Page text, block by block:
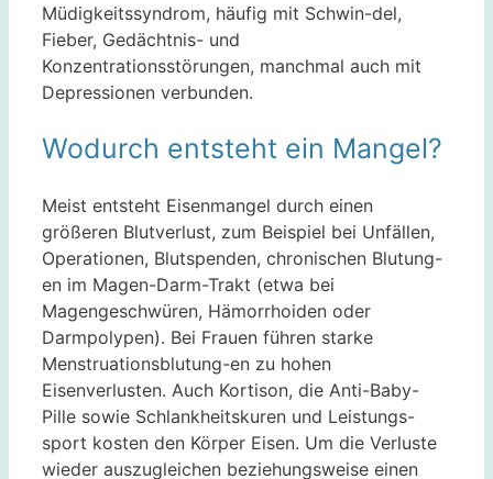
Müdigkeitssyndrom, häufig mit Schwin-del,
Fieber, Gedächtnis- und
Konzentrationsstörungen, manchmal auch mit
Depressionen verbunden.
Wodurch entsteht ein Mangel?
Meist entsteht Eisenmangel durch einen
größeren Blutverlust, zum Beispiel bei Unfällen,
Operationen, Blutspenden, chronischen Blutung-
en im Magen-Darm-Trakt (etwa bei
Magengeschwüren, Hämorrhoiden oder
Darmpolypen). Bei Frauen führen starke
Menstruationsblutung-en zu hohen
Eisenverlusten. Auch Kortison, die Anti-Baby-
Pille sowie Schlankheitskuren und Leistungs-
sport kosten den Körper Eisen. Um die Verluste
wieder auszugleichen beziehungsweise einen